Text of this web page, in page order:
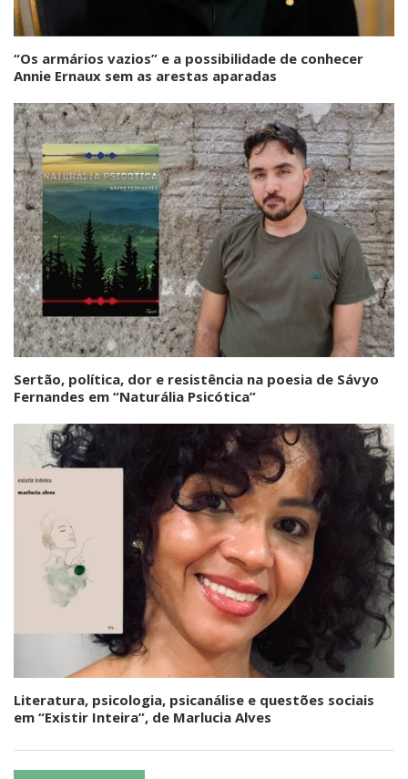
“Os armários vazios” e a possibilidade de conhecer
Annie Ernaux sem as arestas aparadas
Sertão, política, dor e resistência na poesia de Sávyo
Fernandes em “Naturália Psicótica”
Literatura, psicologia, psicanálise e questões sociais
em “Existir Inteira”, de Marlucia Alves